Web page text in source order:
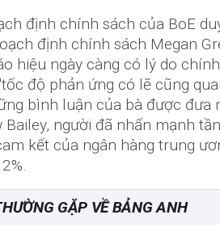
định chính sách của BoE
định chính sách Megan
hiệu ngày càng có lý do
độ phản ứng có lẽ cũng
bình luận của bà được đưa
Bailey, người đã nhấn mạnh
kết của ngân hàng trung
GẶP VỀ BẢNG ANH